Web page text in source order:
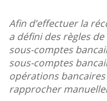
Afin d’effectuer la
a défini des règles
sous-comptes
sous-comptes
opérations
rapprocher